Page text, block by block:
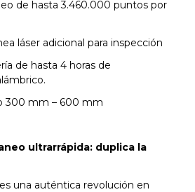
de hasta 3.460.000 puntos por
láser adicional para inspección
de hasta 4 horas de
300 mm – 600 mm
ultrarrápida: duplica la
una auténtica revolución en